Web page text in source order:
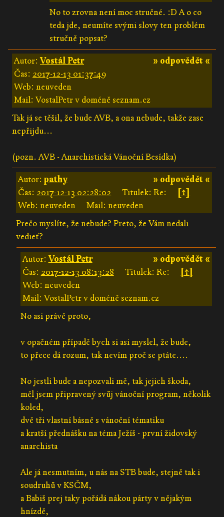
No to zrovna není moc stručné. :D A o co
teda jde, neumíte svými slovy ten problém
stručně popsat?
» odpovědět «
Autor:Vostál Petr
Čas: 2017-12-13 01:37:49
Web: neuveden
Mail: VostalPetr v doméně seznam.cz
Tak já se těšil, že bude AVB, a ona nebude, takže zase
nepřijdu...
(pozn. AVB - Anarchistická Vánoční Besídka)
» odpovědět «
Autor:pathy
Čas: 2017-12-13 02:28:02 Titulek: Re:
[↑]
Web: neuveden
Mail: neuveden
Prečo myslíte, že nebude? Preto, že Vám nedali
vedieť?
» odpovědět «
Autor:Vostál Petr
Čas: 2017-12-13 08:13:28 Titulek: Re:
[↑]
Web: neuveden
Mail: VostalPetr v doméně seznam.cz
No asi právě proto,
v opačném případě bych si asi myslel, že bude,
to přece dá rozum, tak nevím proč se ptáte....
No jestli bude a nepozvali mě, tak jejich škoda,
měl jsem připravený svůj vánoční program, několik
koled,
dvě tři vlastní básně s vánoční tématiku
a kratší přednášku na téma Ježíš - první židovský
anarchista
Ale já nesmutním, u nás na STB bude, stejně tak i
soudruhů v KSČM,
a Babiš prej taky pořádá nákou párty v nějakým
hnízdě,